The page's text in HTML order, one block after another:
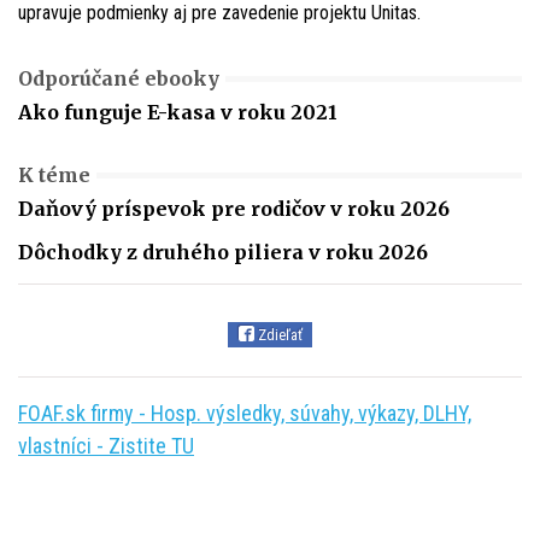
upravuje podmienky aj pre zavedenie projektu Unitas.
Odporúčané ebooky
Ako funguje E-kasa v roku 2021
K téme
Daňový príspevok pre rodičov v roku 2026
Dôchodky z druhého piliera v roku 2026
Zdieľať
FOAF.sk firmy - Hosp. výsledky, súvahy, výkazy, DLHY,
vlastníci - Zistite TU